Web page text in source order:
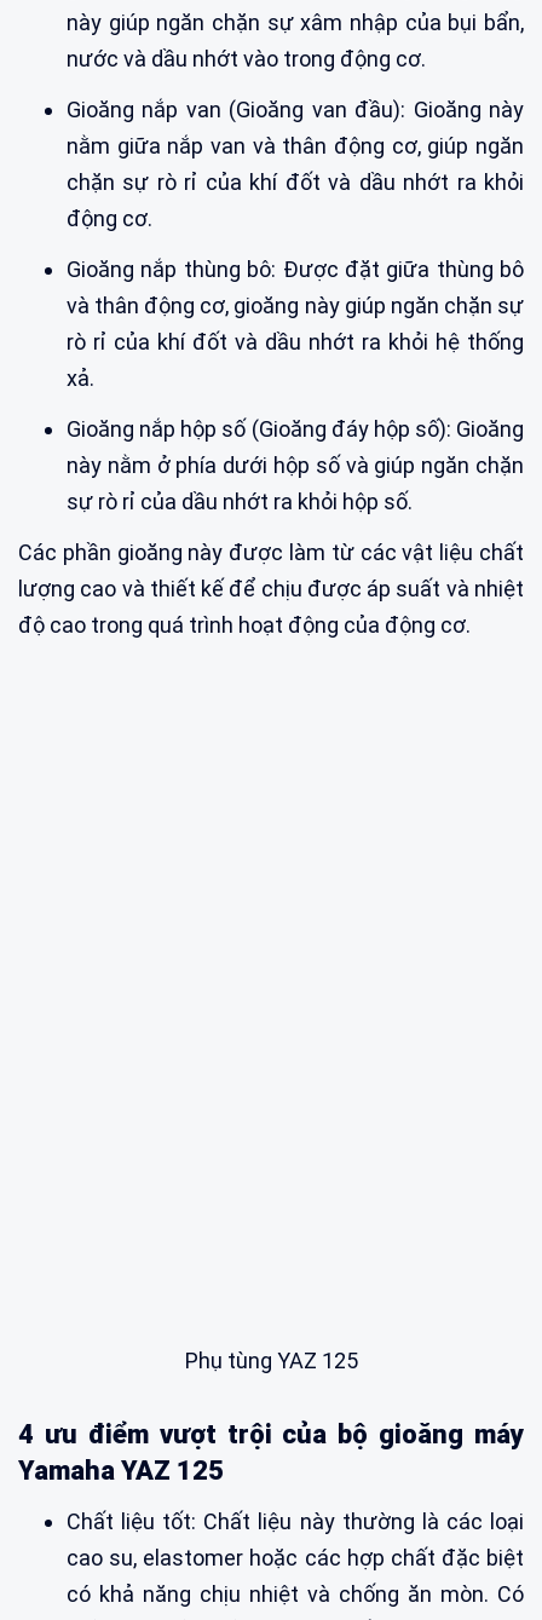
này giúp ngăn chặn sự xâm nhập của bụi bẩn,
nước và dầu nhớt vào trong động cơ.
Gioăng nắp van (Gioăng van đầu): Gioăng này
nằm giữa nắp van và thân động cơ, giúp ngăn
chặn sự rò rỉ của khí đốt và dầu nhớt ra khỏi
động cơ.
Gioăng nắp thùng bô: Được đặt giữa thùng bô
và thân động cơ, gioăng này giúp ngăn chặn sự
rò rỉ của khí đốt và dầu nhớt ra khỏi hệ thống
xả.
Gioăng nắp hộp số (Gioăng đáy hộp số): Gioăng
này nằm ở phía dưới hộp số và giúp ngăn chặn
sự rò rỉ của dầu nhớt ra khỏi hộp số.
Các phần gioăng này được làm từ các vật liệu chất
lượng cao và thiết kế để chịu được áp suất và nhiệt
độ cao trong quá trình hoạt động của động cơ.
Phụ tùng YAZ 125
4 ưu điểm vượt trội của bộ gioăng máy
Yamaha YAZ 125
Chất liệu tốt: Chất liệu này thường là các loại
cao su, elastomer hoặc các hợp chất đặc biệt
có khả năng chịu nhiệt và chống ăn mòn. Có